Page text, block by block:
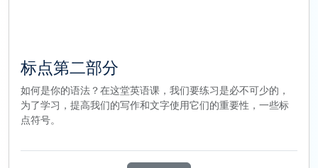
标点第二部分
如何是你的语法？在这堂英语课，我们要练习是必不可少的，
为了学习，提高我们的写作和文字使用它们的重要性，一些标
点符号。